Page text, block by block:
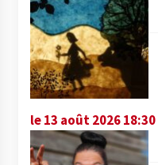
le 13 août 2026 18:30